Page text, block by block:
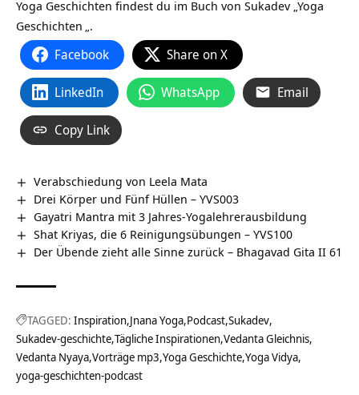
Yoga Geschichten findest du im Buch von Sukadev „ Yoga
Geschichten „.
Facebook Share on X
LinkedIn WhatsApp Email
Copy Link
Verabschiedung von Leela Mata
Drei Körper und Fünf Hüllen – YVS003
Gayatri Mantra mit 3 Jahres-Yogalehrerausbildung
Shat Kriyas, die 6 Reinigungsübungen – YVS100
Der Übende zieht alle Sinne zurück – Bhagavad Gita II 61
TAGGED: Inspiration Jnana Yoga Podcast Sukadev
Sukadev-geschichte Tägliche Inspirationen Vedanta Gleichnis
Vedanta Nyaya Vorträge mp3 Yoga Geschichte Yoga Vidya
yoga-geschichten-podcast